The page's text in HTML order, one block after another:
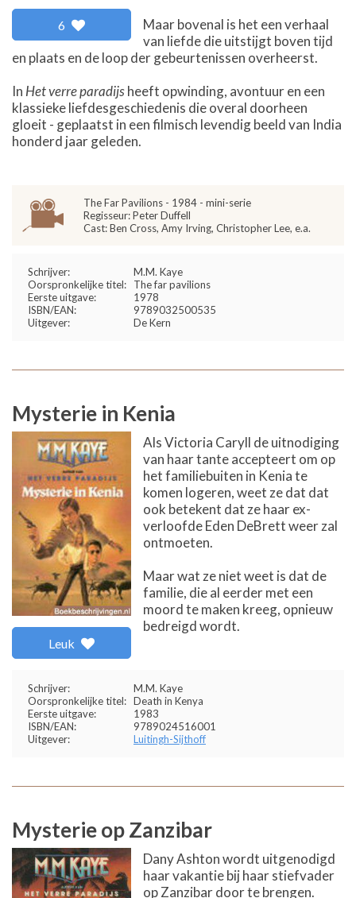
6
Maar bovenal is het een verhaal
van liefde die uitstijgt boven tijd
en plaats en de loop der gebeurtenissen overheerst.
In Het verre paradijsheeft opwinding, avontuur en een
klassieke liefdesgeschiedenis die overal doorheen
gloeit - geplaatst in een filmisch levendig beeld van India
honderd jaar geleden.
The Far Pavilions - 1984 - mini-serie
Regisseur: Peter Duffell
Cast: Ben Cross, Amy Irving, Christopher Lee, e.a.
Schrijver:
M.M. Kaye
Oorspronkelijke titel:
The far pavilions
Eerste uitgave:
1978
ISBN/EAN:
9789032500535
Uitgever:
De Kern
Mysterie in Kenia
Leuk
Als Victoria Caryll de uitnodiging
van haar tante accepteert om op
het familiebuiten in Kenia te
komen logeren, weet ze dat dat
ook betekent dat ze haar ex-
verloofde Eden DeBrett weer zal
ontmoeten.
Maar wat ze niet weet is dat de
familie, die al eerder met een
moord te maken kreeg, opnieuw
bedreigd wordt.
Schrijver:
M.M. Kaye
Oorspronkelijke titel: Death in Kenya
Eerste uitgave:
1983
ISBN/EAN:
9789024516001
Uitgever:
Luitingh-Sijthoff
Mysterie op Zanzibar
Dany Ashton wordt uitgenodigd
haar vakantie bij haar stiefvader
op Zanzibar door te brengen.